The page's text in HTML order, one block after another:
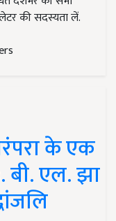
की सदस्यता लें.
के एक
बी. एल. झा